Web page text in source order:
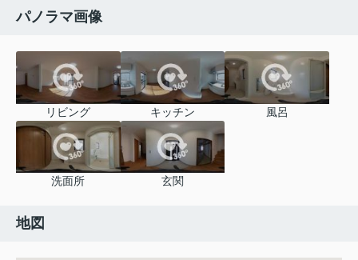
パノラマ画像
リビング キッチン 風呂
洗面所 玄関
地図